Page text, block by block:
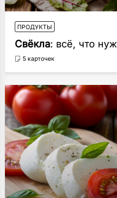
ПРОДУКТЫ
Свёкла: всё, что
5 карточек